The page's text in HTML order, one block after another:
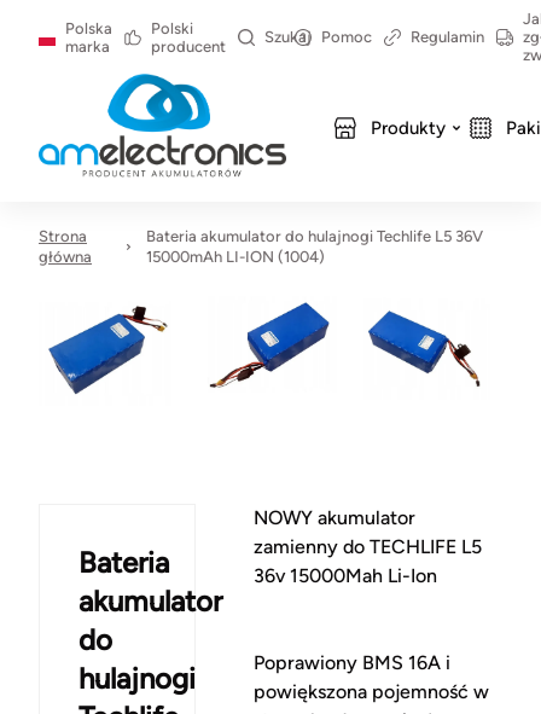
Polska
marka
Polski
producent
Szukaj Pomoc Regulamin
Produkty
Strona
główna
Bateria akumulator do hulajnogi Techlife L5 36V
15000mAh LI-ION (1004)
Bateria
akumulator
do
hulajnogi
NOWY akumulator
zamienny do TECHLIFE L5
36v 15000Mah Li-Ion
Poprawiony BMS 16A i
powiększona pojemność w